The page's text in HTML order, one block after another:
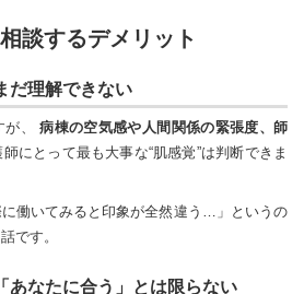
談するデメリット
だ理解できない
が、病棟の空気感や人間関係の緊張度、師
にとって最も大事な“肌感覚”は判断できま
働いてみると印象が全然違う…」というの
です。
なたに合う」とは限らない